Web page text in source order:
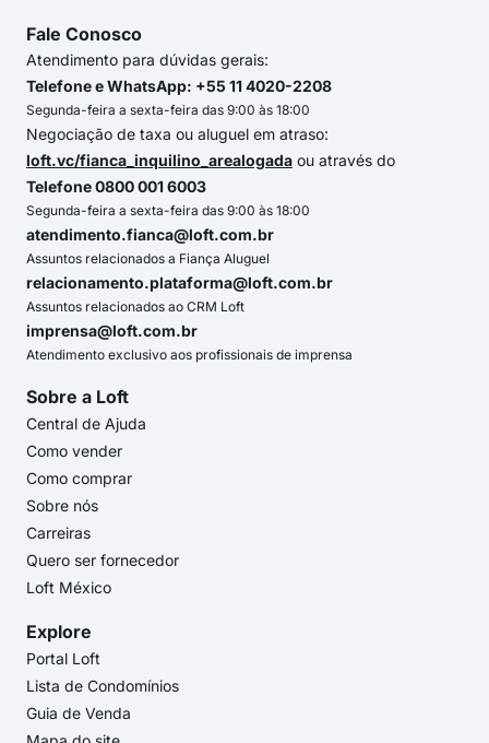
Fale Conosco
Atendimento para dúvidas gerais:
Telefone e WhatsApp: +55 11 4020-2208
Segunda-feira a sexta-feira das 9:00 às 18:00
Negociação de taxa ou aluguel em atraso:
loft.vc/fianca_inquilino_arealogada ou através do
Telefone 0800 001 6003
Segunda-feira a sexta-feira das 9:00 às 18:00
atendimento.fianca@loft.com.br
Assuntos relacionados a Fiança Aluguel
relacionamento.plataforma@loft.com.br
Assuntos relacionados ao CRM Loft
imprensa@loft.com.br
Atendimento exclusivo aos profissionais de imprensa
Sobre a Loft
Central de Ajuda
Como vender
Como comprar
Sobre nós
Carreiras
Quero ser fornecedor
Loft México
Explore
Portal Loft
Lista de Condomínios
Guia de Venda